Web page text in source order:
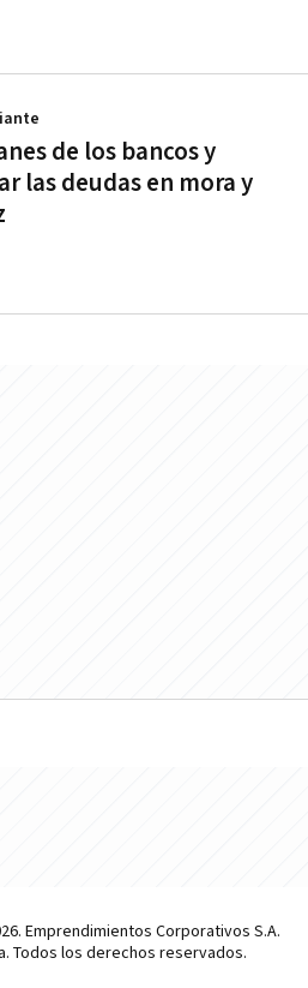
de los bancos y
las deudas en mora y
Emprendimientos Corporativos S.A.
Todos los derechos reservados.